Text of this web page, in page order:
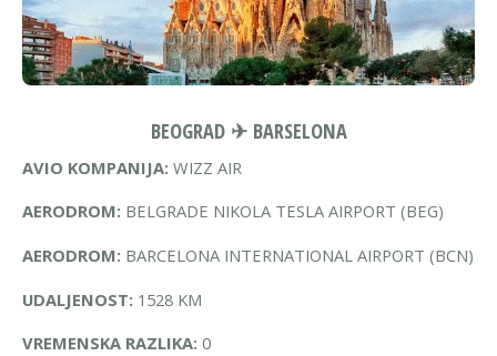
BEOGRAD ✈ BARSELONA
AVIO KOMPANIJA: WIZZ AIR
AERODROM: BELGRADE NIKOLA TESLA AIRPORT (BEG)
AERODROM: BARCELONA INTERNATIONAL AIRPORT (BCN)
UDALJENOST: 1528 KM
VREMENSKA RAZLIKA: 0